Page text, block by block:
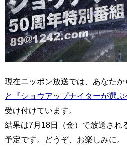
現在ニッポン放送では、あなたか
と『ショウアップナイターが選
受け付けています。
結果は7月18日（金）で放送され
予定です。どうぞ、お楽しみに。